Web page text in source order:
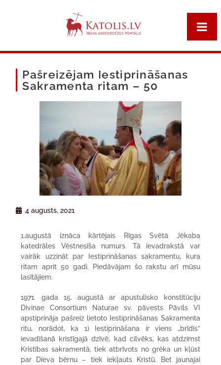
Pašreizējam Iestiprināšanas
Sakramenta ritam – 50
4 augusts, 2021
1.augustā iznāca kārtējais Rīgas Svētā Jēkaba
katedrāles Vēstnesīša numurs. Tā ievadrakstā var
vairāk uzzināt par Iestiprināšanas sakramentu, kura
ritam aprit 50 gadi. Piedāvājam šo rakstu arī mūsu
lasītājiem.
1971. gada 15. augustā ar apustulisko konstitūciju
Divinae Consortium Naturae sv. pāvests Pāvils VI
apstiprināja pašreiz lietoto Iestiprināšanas Sakramenta
ritu, norādot, ka 1) Iestiprināšana ir viens „brīdis”
ievadīšanā kristīgajā dzīvē, kad cilvēks, kas atdzimst
Kristības sakramentā, tiek atbrīvots no grēka un kļūst
par Dieva bērnu – tiek iekļauts Kristū. Bet jaunajai